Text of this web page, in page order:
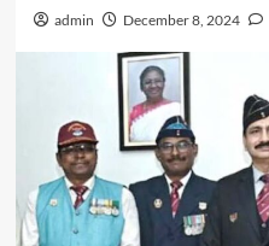
admin December 8, 2024